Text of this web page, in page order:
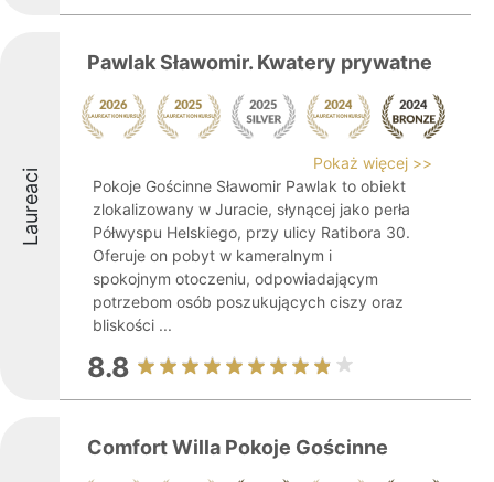
Laureaci
Pawlak Sławomir. Kwatery prywatne
Pokaż więcej >>
Pokoje Gościnne Sławomir Pawlak to obiekt
zlokalizowany w Juracie, słynącej jako perła
Półwyspu Helskiego, przy ulicy Ratibora 30.
Oferuje on pobyt w kameralnym i
spokojnym otoczeniu, odpowiadającym
potrzebom osób poszukujących ciszy oraz
bliskości ...
8.8
Comfort Willa Pokoje Gościnne